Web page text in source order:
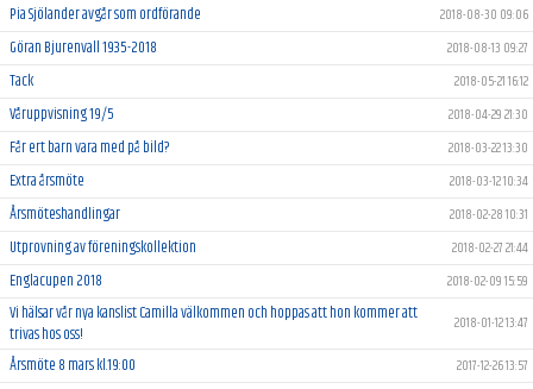
Pia Sjölander avgår som ordförande 2018-08-30 09:06
Göran Bjurenvall 1935-2018 2018-08-13 09:27
Tack 2018-05-21 16:12
Våruppvisning 19/5 2018-04-29 21:30
Får ert barn vara med på bild? 2018-03-22 13:30
Extra årsmöte 2018-03-12 10:34
Årsmöteshandlingar 2018-02-28 10:31
Utprovning av föreningskollektion 2018-02-27 21:44
Englacupen 2018 2018-02-09 15:59
Vi hälsar vår nya kanslist Camilla välkommen och hoppas att hon kommer att
trivas hos oss!
2018-01-12 13:47
Årsmöte 8 mars kl.19:00 2017-12-26 13:57